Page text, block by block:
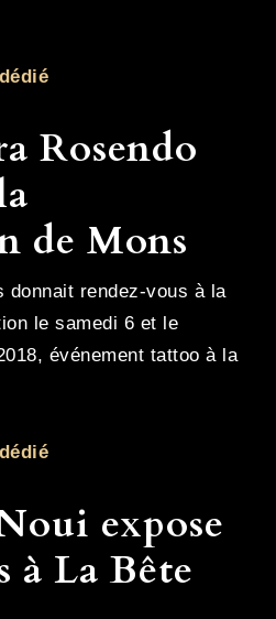
Rosendo
de Mons
donnait rendez-vous à la
le samedi 6 et le
événement tattoo à la
expose
à La Bête